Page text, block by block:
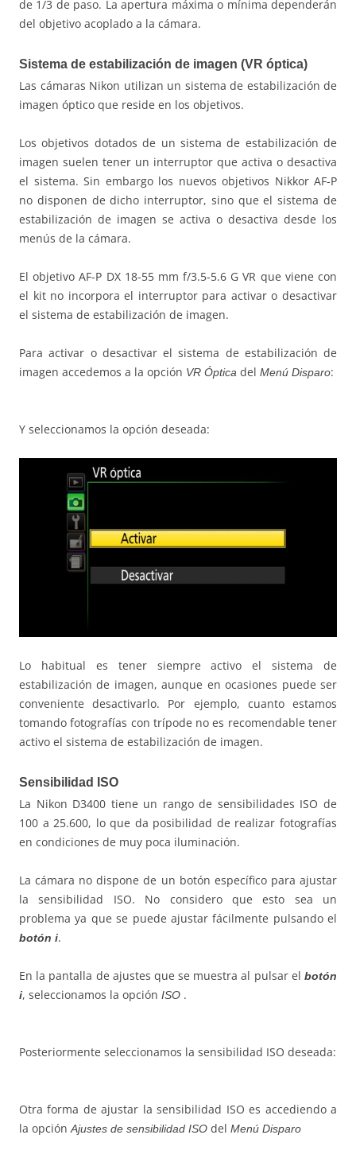
de 1/3 de paso. La apertura máxima o mínima dependerán
del objetivo acoplado a la cámara.
Sistema de estabilización de imagen (VR óptica)
Las cámaras Nikon utilizan un sistema de estabilización de
imagen óptico que reside en los objetivos.
Los objetivos dotados de un sistema de estabilización de
imagen suelen tener un interruptor que activa o desactiva
el sistema. Sin embargo los nuevos objetivos Nikkor AF-P
no disponen de dicho interruptor, sino que el sistema de
estabilización de imagen se activa o desactiva desde los
menús de la cámara.
El objetivo AF-P DX 18-55 mm f/3.5-5.6 G VR que viene con
el kit no incorpora el interruptor para activar o desactivar
el sistema de estabilización de imagen.
Para activar o desactivar el sistema de estabilización de
imagen accedemos a la opción VR Óptica del Menú Disparo:
Y seleccionamos la opción deseada:
Lo habitual es tener siempre activo el sistema de
estabilización de imagen, aunque en ocasiones puede ser
conveniente desactivarlo. Por ejemplo, cuanto estamos
tomando fotografías con trípode no es recomendable tener
activo el sistema de estabilización de imagen.
Sensibilidad ISO
La Nikon D3400 tiene un rango de sensibilidades ISO de
100 a 25.600, lo que da posibilidad de realizar fotografías
en condiciones de muy poca iluminación.
La cámara no dispone de un botón específico para ajustar
la sensibilidad ISO. No considero que esto sea un
problema ya que se puede ajustar fácilmente pulsando el
botón i.
En la pantalla de ajustes que se muestra al pulsar el botón
i, seleccionamos la opción ISO .
Posteriormente seleccionamos la sensibilidad ISO deseada:
Otra forma de ajustar la sensibilidad ISO es accediendo a
la opciónAjustes de sensibilidad ISO del Menú Disparo